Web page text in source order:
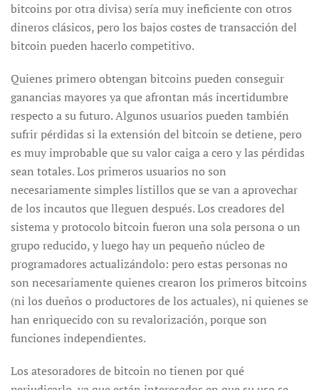
bitcoins por otra divisa) sería muy ineficiente con otros
dineros clásicos, pero los bajos costes de transacción del
bitcoin pueden hacerlo competitivo.
Quienes primero obtengan bitcoins pueden conseguir
ganancias mayores ya que afrontan más incertidumbre
respecto a su futuro. Algunos usuarios pueden también
sufrir pérdidas si la extensión del bitcoin se detiene, pero
es muy improbable que su valor caiga a cero y las pérdidas
sean totales. Los primeros usuarios no son
necesariamente simples listillos que se van a aprovechar
de los incautos que lleguen después. Los creadores del
sistema y protocolo bitcoin fueron una sola persona o un
grupo reducido, y luego hay un pequeño núcleo de
programadores actualizándolo: pero estas personas no
son necesariamente quienes crearon los primeros bitcoins
(ni los dueños o productores de los actuales), ni quienes se
han enriquecido con su revalorización, porque son
funciones independientes.
Los atesoradores de bitcoin no tienen por qué